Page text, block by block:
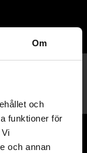
Om
och
funktioner för
och annan